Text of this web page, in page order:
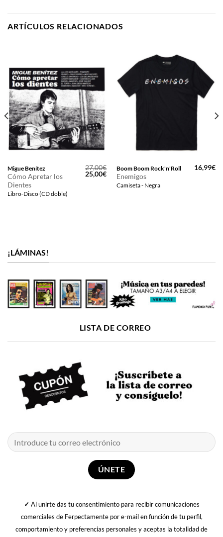
ARTÍCULOS RELACIONADOS
Migue Benítez
Cómo Apretar los
Dientes
Libro-Disco (CD doble)
27,00€
El
precio
25,00€El
precio
actual
Boom Boom Rock'n'Roll
Enemigos
Camiseta - Negra
16,99€
¡LÁMINAS!
LISTA DE CORREO
✓ Al unirte das tu consentimiento para recibir comunicaciones
comerciales de Ferpectamente por e-mail en función de tu perfil,
comportamiento y preferencias personales y aceptas la totalidad de